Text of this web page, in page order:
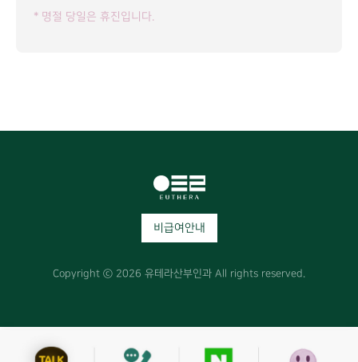
* 명절 당일은 휴진입니다.
비급여안내
Copyright ⓒ 2026 유테라산부인과 All rights reserved.